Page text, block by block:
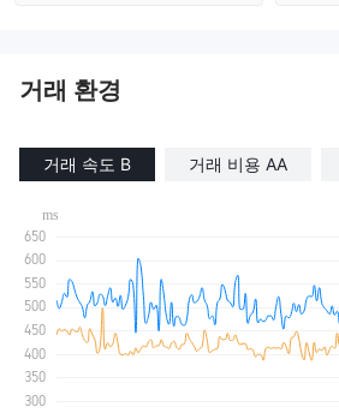
거래 환경
거래 속도 B 거래 비용 AA